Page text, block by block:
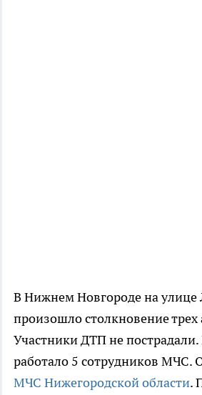
В Нижнем Новгороде на улице
произошло столкновение
Участники ДТП не пострадали.
работало 5 сотрудников МЧС.
МЧС Нижегородской области.